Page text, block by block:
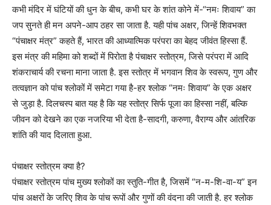
कभी मंदिर में घंटियों की धुन के बीच, कभी घर के शांत कोने में-“नमः शिवाय” का
जप सुनते ही मन अपने-आप ठहर सा जाता है. यही पांच अक्षर, जिन्हें शिवभक्त
“पंचाक्षर मंत्र” कहते हैं, भारत की आध्यात्मिक परंपरा का बेहद जीवंत हिस्सा हैं.
इस मंत्र की महिमा को शब्दों में पिरोता है पंचाक्षर स्तोत्रम, जिसे परंपरा में आदि
शंकराचार्य की रचना माना जाता है. इस स्तोत्र में भगवान शिव के स्वरूप, गुण और
तत्वज्ञान को पांच श्लोकों में समेटा गया है-हर श्लोक “नमः शिवाय” के एक अक्षर
से जुड़ा है. दिलचस्प बात यह है कि यह स्तोत्र सिर्फ पूजा का हिस्सा नहीं, बल्कि
जीवन को देखने का एक नजरिया भी देता है-सादगी, करुणा, वैराग्य और आंतरिक
शांति की याद दिलाता हुआ.
पंचाक्षर स्तोत्रम क्या है?
पंचाक्षर स्तोत्रम पांच मुख्य श्लोकों का स्तुति-गीत है, जिसमें “न-म-शि-वा-य” इन
पांच अक्षरों के जरिए शिव के पांच रूपों और गुणों की वंदना की जाती है. हर श्लोक